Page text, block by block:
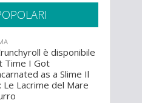
è disponibile
Time I Got
as a Slime Il
Le Lacrime del Mare